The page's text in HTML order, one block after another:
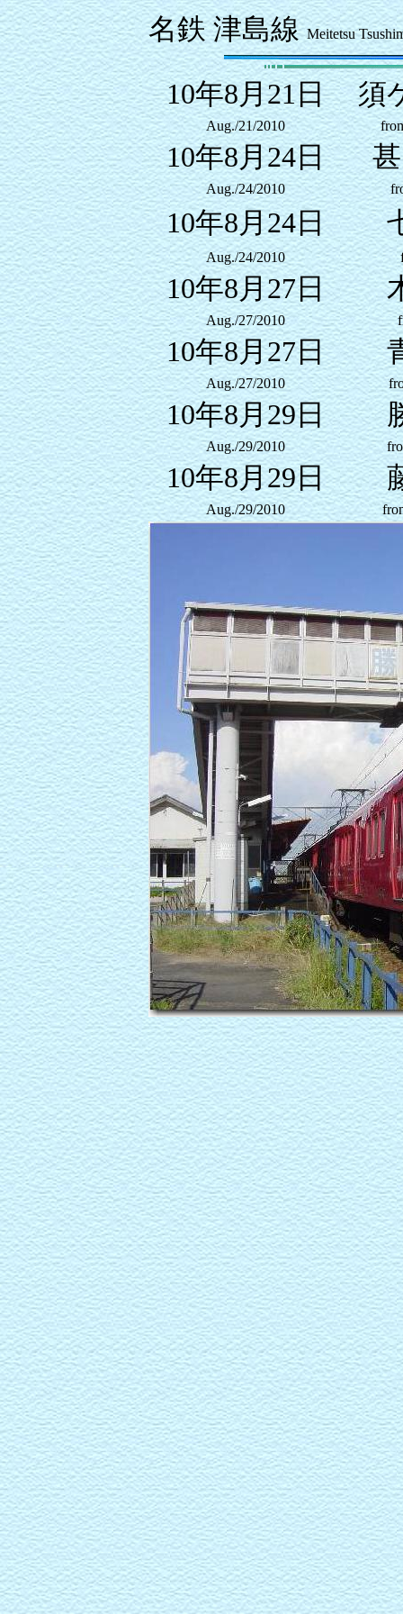
名鉄 津島線Meitetsu
10年8月21日 須
Aug./21/2010
10年8月24日
Aug./24/2010
10年8月24日
Aug./24/2010
10年8月27日
Aug./27/2010
10年8月27日
Aug./27/2010
10年8月29日
Aug./29/2010
10年8月29日
Aug./29/2010